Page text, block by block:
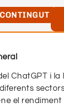
CONTINGUT
ChatGPT i la
el rendiment